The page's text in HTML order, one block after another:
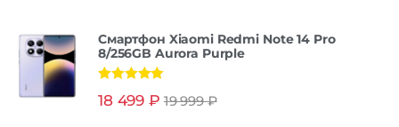
Смартфон Xiaomi Redmi Note 14 Pro
8/256GB Aurora Purple
из 5
18 499 ₽ 19 999₽